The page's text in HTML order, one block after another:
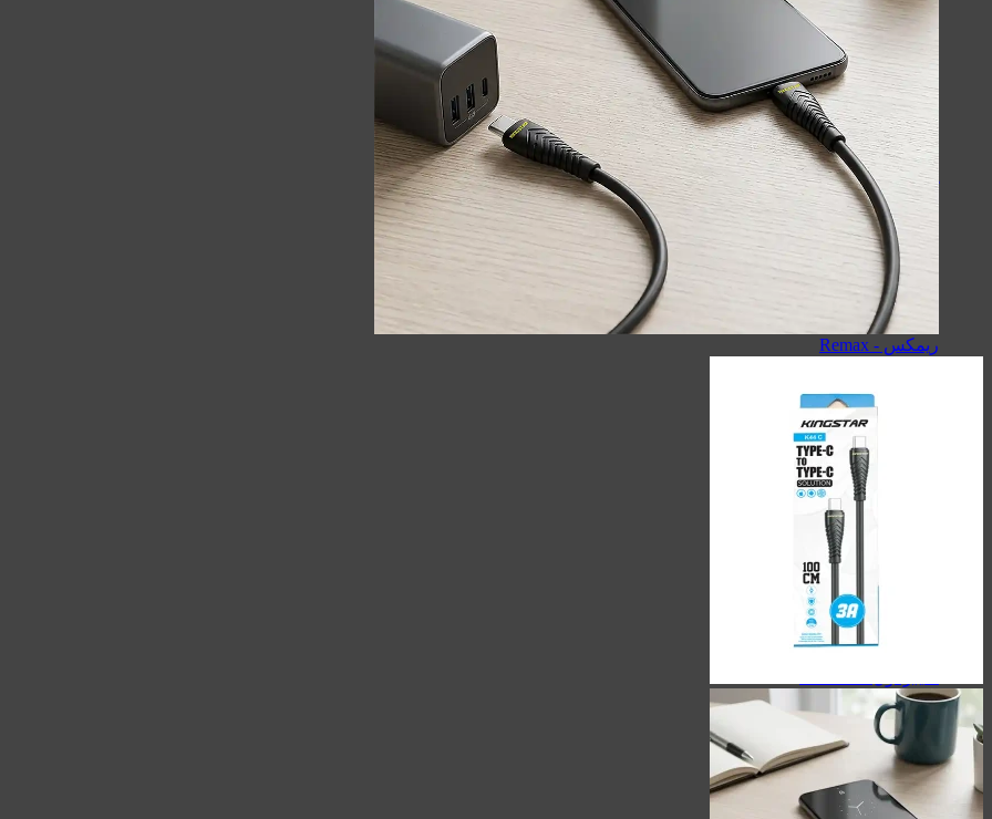
هدفون-اسپیکر
کینگ استار KBH105S
کینگ استار KBH115S
کینگ استار KBH125S
پاوربانک
سیلیکون پاور - Silicon Power
انرجایزر - Energizer
روموس - ROMOSS
کینگ استار - KingStar
مک دودو - Mcdodo
سیبراتون - Sibraton
ریمکس - Remax
کینگ استار - KingStar
سیبراتون - Sibraton
مک دودو - Mcdodo
هدفون/هندزفری/ایربادز
کینگ استار - KingStar
کیو سی وای - QCY
هدفون/هندزفری/ایربادز
ایربادز - Earbuds
هندزفری - Handsfree
هدفون - Headphone